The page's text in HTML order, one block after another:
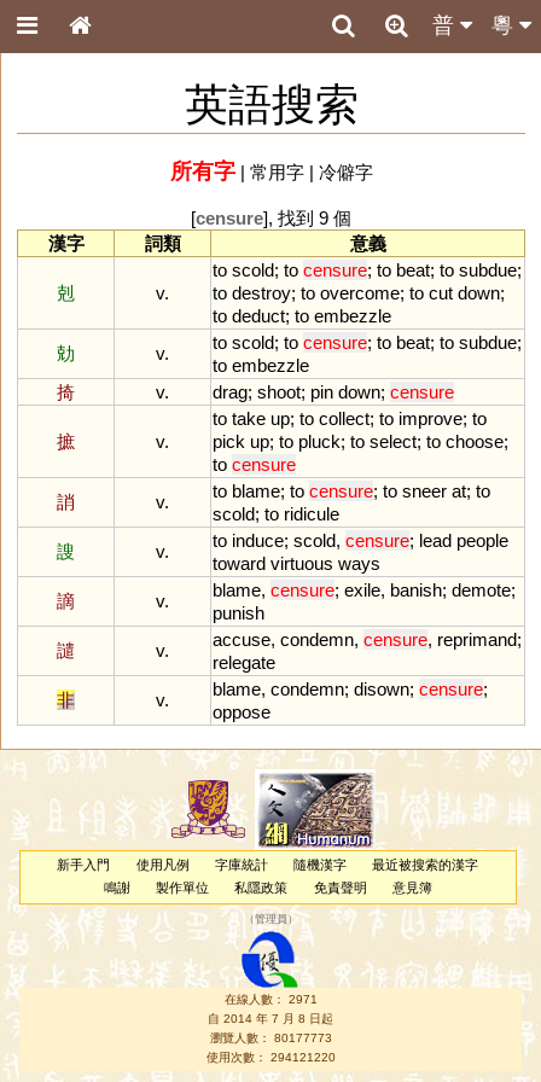
粵
普
英語搜索
所有字| 常用字| 冷僻字
[censure], 找到 9 個
漢字
詞類 意義
剋 v.
to scold; to censure; to beat; to subdue;
to destroy; to overcome; to cut down;
to deduct; to embezzle
勀
v.
to scold; to censure; to beat; to subdue;
to embezzle
掎
v. drag; shoot; pin down; censure
摭 v.
to take up; to collect; to improve; to
pick up; to pluck; to select; to choose;
to censure
誚
v.
to blame; to censure; to sneer at; to
scold; to ridicule
謏
v.
to induce; scold, censure; lead people
toward virtuous ways
謫
v.
blame, censure; exile, banish; demote;
punish
譴
v.
accuse, condemn, censure, reprimand;
relegate
非
v.
blame, condemn; disown; censure;
oppose
新手入門 使用凡例 字庫統計 隨機漢字
最近被搜索的漢字
鳴謝
製作單位 私隱政策 免責聲明 意見簿
（管理員 ）
在線人數： 2971
自 2014 年 7 月 8 日起
瀏覽人數： 80177773
使用次數： 294121220